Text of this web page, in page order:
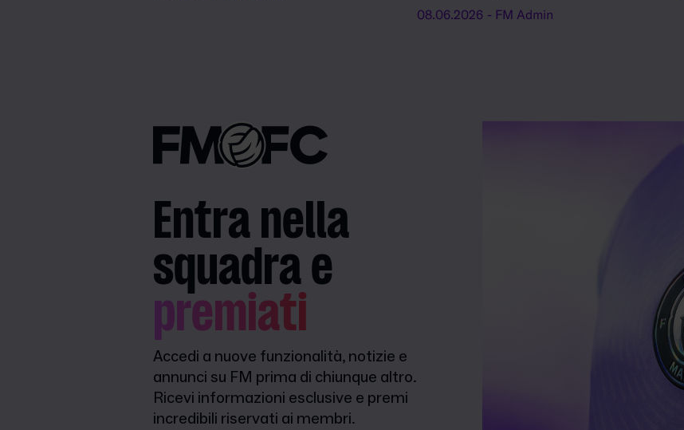
08.06.2026 - FM Admin
Entra nella
squadra e
premiati
Accedi a nuove funzionalità, notizie e
annunci su FM prima di chiunque altro.
Ricevi informazioni esclusive e premi
incredibili riservati ai membri.